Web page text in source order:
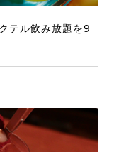
テル飲み放題を9